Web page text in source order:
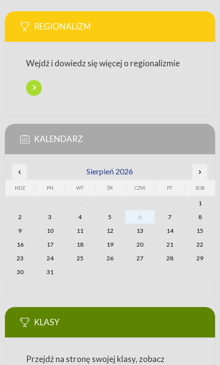
REGIONALIZM
Wejdź i dowiedz się więcej o regionalizmie
KALENDARZ
‹ Sierpień 2026 ›
NDZ PN WT ŚR CZW PT SOB
1
2
3 4 5 6 7
8
9
10 11 12 13 14
15
16
17 18 19 20 21
22
23
24 25 26 27 28
29
30
31
KLASY
Przejdź na stronę swojej klasy, zobacz